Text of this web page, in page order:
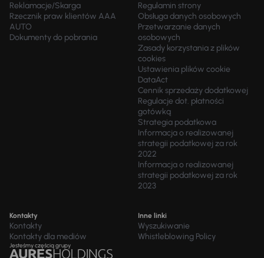
Reklamacje/Skarga
Rzecznik praw klientów AAA
AUTO
Dokumenty do pobrania
Regulamin strony
Obsługa danych osobowych
Przetwarzanie danych
osobowych
Zasady korzystania z plików
cookies
Ustawienia plików cookie
DataAct
Cennik sprzedaży dodatkowej
Regulacje dot. płatności
gotówką
Strategia podatkowa
Informacja o realizowanej
strategii podatkowej za rok
2022
Informacja o realizowanej
strategii podatkowej za rok
2023
Kontakty
Kontakty
Kontakty dla mediów
Inne linki
Wyszukiwanie
Whistleblowing Policy
Jesteśmy częścią grupy